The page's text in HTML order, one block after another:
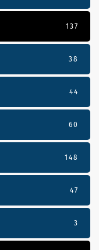
137
38
44
60
148
47
3